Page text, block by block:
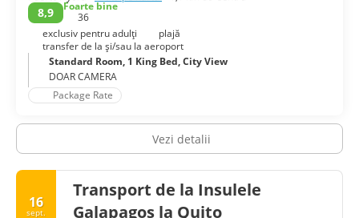
8,9
Foarte bine
36
exclusiv pentru adulţi
plajă
transfer de la și/sau la aeroport
Standard Room, 1 King Bed, City View
DOAR CAMERA
Package Rate
Vezi detalii
16
sept.
Transport de la Insulele
Galapagos la Quito